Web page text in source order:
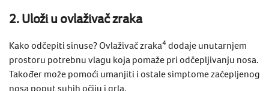
2.Uloži u ovlaživač zraka
Kako odčepiti sinuse? Ovlaživač zraka4 dodaje unutarnjem
prostoru potrebnu vlagu koja pomaže pri odčepljivanju nosa.
Također može pomoći umanjiti i ostale simptome začepljenog
nosa poput suhih očiju i grla.